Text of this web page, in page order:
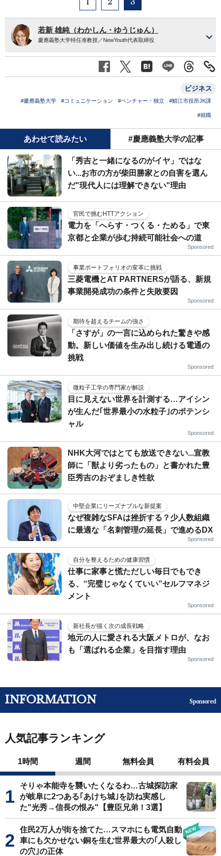
若新 雄純（わかしん・ゆうじゅん）
慶應義塾大学特任准教授／NewYouth代表取締役
ビジネス
#慶應義塾大学 #コミュニケーション #ベンチャー・独立 #鯖江市役所JK課
#就職
あわせて読みたい #慶應義塾大学の記事
「秀吉と一緒になるのがイヤ」ではな
い...お市の方が柴田勝家との自害を選ん
だ"現代人には理解できない"理由
官民で挑むHTTアクション
電力を「へらす・つくる・ためる」で東
京都と企業が歩む持続可能社会への道
Sponsored
事業ポートフォリオの変革に挑戦
三菱電機とAT PARTNERSが語る、新規
事業開発成功の条件と失敗要因
Sponsored
期待を超えるチームの強さ
「さすが」の一言に込められた驚きや感
動。新しい価値を生み出し続ける電通の
挑戦
Sponsored
微粒子工学の専門家が解説
目に見えない世界を計測する…アイシン
が生んだ｢世界最小の水粒子｣のポテンシ
ャル
Sponsored
NHK大河ではとても放送できない...宣教
師に「獣より劣ったもの」と書かれた豊
臣秀吉のおぞましき性欲
中堅企業にリーズナブルな新提案
なぜ複雑なSFAは挫折する？少人数組織
に最適な「名刺管理の延長」で進めるDX
Sponsored
自分を整えるための健康習慣
仕事に家事と慌ただしい毎日でもでき
る、“完璧じゃなくていい”セルフマネジ
メント
Sponsored
新社長が描く次の成長戦略
地元の人に愛される大阪メトロが、なお
も「選ばれる企業」を目指す理由
Sponsored
INFORMATION Sponsored
人気記事ランキング
1時間 週間 無料会員 有料会員
そりゃ本能寺を襲いたくなるわ…古城探訪家
が岐阜に2つある｢あけち城｣を訪ね実感し
た"光秀→信長の恨み"【豊臣兄弟！3選】
住民2万人が街を捨てた…スマホにも電気自動
車にも欠かせない銅を生む世界最大の｢人殺し
の穴｣の正体